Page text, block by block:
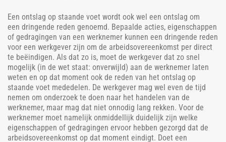
Een ontslag op staande voet wordt ook wel een ontslag om
een dringende reden genoemd. Bepaalde acties, eigenschappen
of gedragingen van een werknemer kunnen een dringende reden
voor een werkgever zijn om de arbeidsovereenkomst per direct
te beëindigen. Als dat zo is, moet de werkgever dat zo snel
mogelijk (in de wet staat: onverwijld) aan de werknemer laten
weten en op dat moment ook de reden van het ontslag op
staande voet mededelen. De werkgever mag wel even de tijd
nemen om onderzoek te doen naar het handelen van de
werknemer, maar mag dat niet onnodig lang rekken. Voor de
werknemer moet namelijk onmiddellijk duidelijk zijn welke
eigenschappen of gedragingen ervoor hebben gezorgd dat de
arbeidsovereenkomst op dat moment eindigt. Doet een